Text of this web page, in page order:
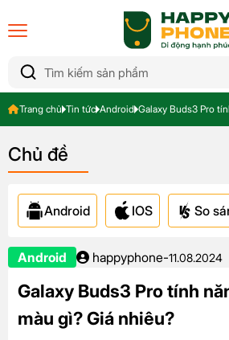
Trang chủ Tin tức Android Galaxy Buds3 Pro
Chủ đề
Android IOS So
Android happyphone-11.08.2024
Galaxy Buds3 Pro tính
màu gì? Giá nhiêu?